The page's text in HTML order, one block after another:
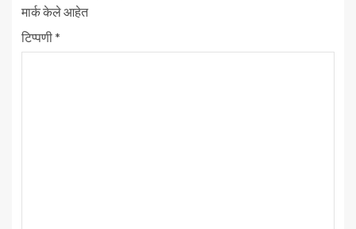
मार्क केले आहेत
टिप्पणी*